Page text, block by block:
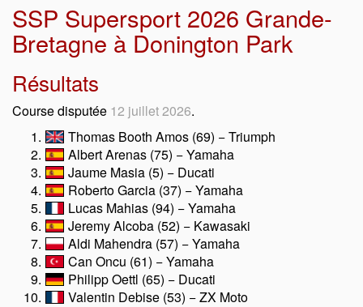
SSP Supersport 2026 Grande-
Bretagne à Donington Park
Résultats
Course disputée 12 juillet 2026.
Thomas Booth Amos (69) − Triumph
Albert Arenas (75) − Yamaha
Jaume Masia (5) − Ducati
Roberto Garcia (37) − Yamaha
Lucas Mahias (94) − Yamaha
Jeremy Alcoba (52) − Kawasaki
Aldi Mahendra (57) − Yamaha
Can Oncu (61) − Yamaha
Philipp Oettl (65) − Ducati
Valentin Debise (53) − ZX Moto